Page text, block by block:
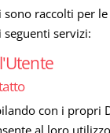
sono raccolti per
servizi:
con i propri
al loro